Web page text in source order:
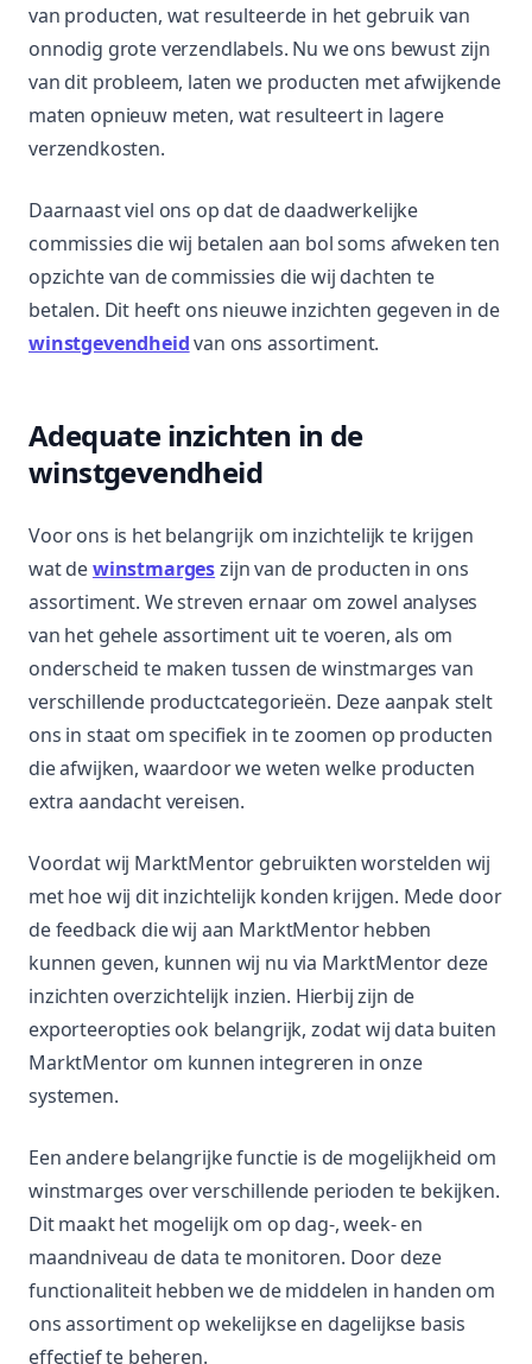
van producten, wat resulteerde in het gebruik van
onnodig grote verzendlabels. Nu we ons bewust zijn
van dit probleem, laten we producten met afwijkende
maten opnieuw meten, wat resulteert in lagere
verzendkosten.
Daarnaast viel ons op dat de daadwerkelijke
commissies die wij betalen aan bol soms afweken ten
opzichte van de commissies die wij dachten te
betalen. Dit heeft ons nieuwe inzichten gegeven in de
winstgevendheidvan ons assortiment.
Adequate inzichten in de
winstgevendheid
Voor ons is het belangrijk om inzichtelijk te krijgen
wat dewinstmargeszijn van de producten in ons
assortiment. We streven ernaar om zowel analyses
van het gehele assortiment uit te voeren, als om
onderscheid te maken tussen de winstmarges van
verschillende productcategorieën. Deze aanpak stelt
ons in staat om specifiek in te zoomen op producten
die afwijken, waardoor we weten welke producten
extra aandacht vereisen.
Voordat wij MarktMentor gebruikten worstelden wij
met hoe wij dit inzichtelijk konden krijgen. Mede door
de feedback die wij aan MarktMentor hebben
kunnen geven, kunnen wij nu via MarktMentor deze
inzichten overzichtelijk inzien. Hierbij zijn de
exporteeropties ook belangrijk, zodat wij data buiten
MarktMentor om kunnen integreren in onze
systemen.
Een andere belangrijke functie is de mogelijkheid om
winstmarges over verschillende perioden te bekijken.
Dit maakt het mogelijk om op dag-, week- en
maandniveau de data te monitoren. Door deze
functionaliteit hebben we de middelen in handen om
ons assortiment op wekelijkse en dagelijkse basis
effectief te beheren.